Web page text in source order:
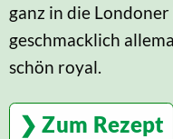
ganz in die
geschmacklich
schön royal.
Zum Rezept